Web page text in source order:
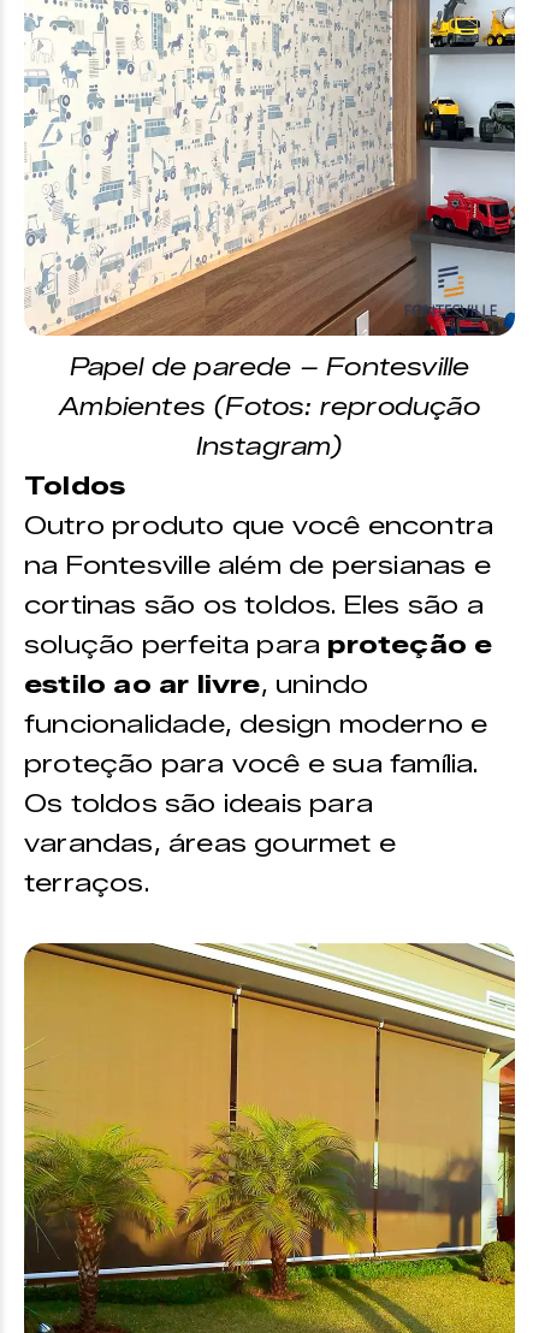
Papel de parede – Fontesville
Ambientes (Fotos: reprodução
Instagram)
Toldos
Outro produto que você encontra
na Fontesville além de persianas e
cortinas são os toldos. Eles são a
solução perfeita para proteção e
estilo ao ar livre, unindo
funcionalidade, design moderno e
proteção para você e sua família.
Os toldos são ideais para
varandas, áreas gourmet e
terraços.